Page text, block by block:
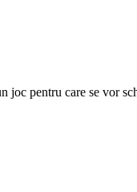
pentru care se vor